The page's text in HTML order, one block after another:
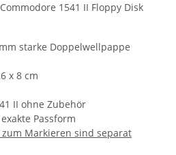
1541 II Floppy Disk
starke Doppelwellpappe
x 8 cm
II ohne Zubehör
Passform
zum Markieren sind separat